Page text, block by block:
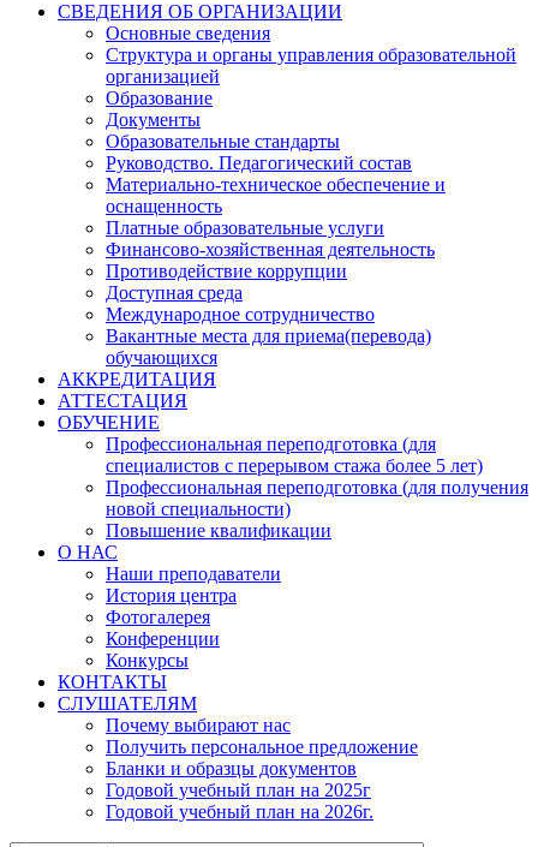
СВЕДЕНИЯ ОБ ОРГАНИЗАЦИИ
Основные сведения
Структура и органы управления образовательной
организацией
Образование
Документы
Образовательные стандарты
Руководство. Педагогический состав
Материально-техническое обеспечение и
оснащенность
Платные образовательные услуги
Финансово-хозяйственная деятельность
Противодействие коррупции
Доступная среда
Международное сотрудничество
Вакантные места для приема(перевода)
обучающихся
АККРЕДИТАЦИЯ
АТТЕСТАЦИЯ
ОБУЧЕНИЕ
Профессиональная переподготовка (для
специалистов с перерывом стажа более 5 лет)
Профессиональная переподготовка (для получения
новой специальности)
Повышение квалификации
О НАС
Наши преподаватели
История центра
Фотогалерея
Конференции
Конкурсы
КОНТАКТЫ
СЛУШАТЕЛЯМ
Почему выбирают нас
Получить персональное предложение
Бланки и образцы документов
Годовой учебный план на 2025г
Годовой учебный план на 2026г.